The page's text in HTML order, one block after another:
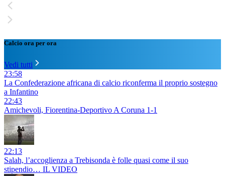
Calcio ora per ora
Vedi tutti
23:58
La Confederazione africana di calcio riconferma il proprio sostegno
a Infantino
22:43
Amichevoli, Fiorentina-Deportivo A Coruna 1-1
22:13
Salah, l’accoglienza a Trebisonda è folle quasi come il suo
stipendio… IL VIDEO